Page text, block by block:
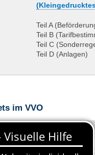
Teil A
Teil B
Teil C
Teil D (Anlagen)
im VVO
– Stand: 1. April